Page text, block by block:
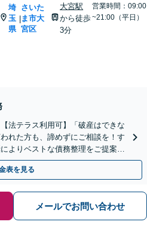
埼
玉
県
|
さいた
ま市大
宮区
大宮駅
から徒歩
3分
営業時間：09:00
~21:00（平日）
法テラス利用可】「破産はできな
れた方も、諦めずにご相談を！す
よりベストな債務整理をご提案し
室】【大宮駅3分】
表を見る
メールでお問い合わせ